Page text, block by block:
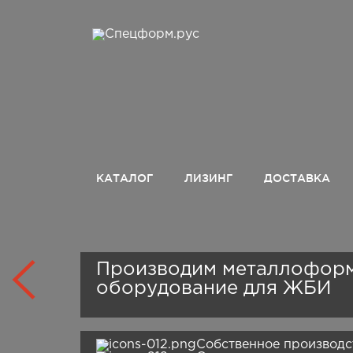
КАТАЛОГ ЛИЗИНГ ДОСТАВКА
Производим
оборудование для ЖБИ
Собственное